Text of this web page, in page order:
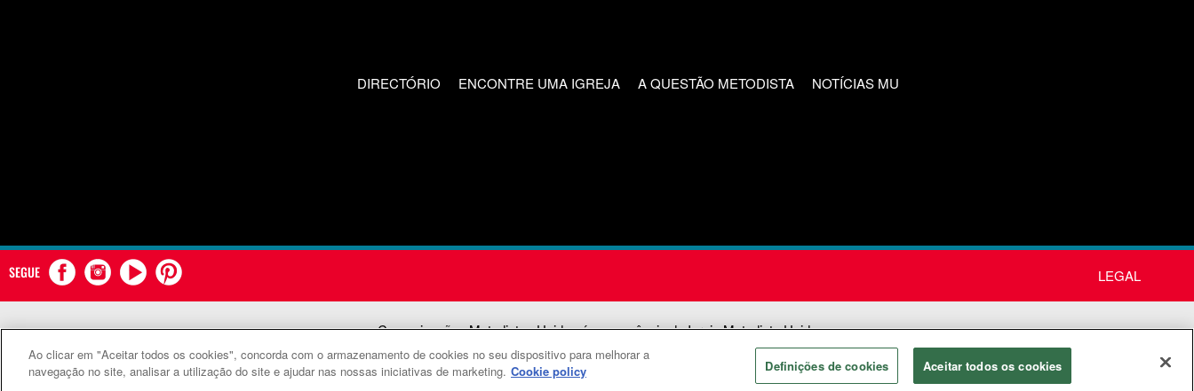
DIRECTÓRIO ENCONTRE UMA IGREJA A QUESTÃO METODISTA NOTÍCIAS MU
SEGUE LEGAL
Comunicações Metodistas Unidas é uma agência da Igreja Metodista Unida
©2026Comunicações Metodistas Unidas. Todos os direitos reservados
Ao clicar em "Aceitar todos os cookies", concorda com o armazenamento de cookies no seu dispositivo para melhorar a
navegação no site, analisar a utilização do site e ajudar nas nossas iniciativas de marketing. Cookie policy Definições de cookies Aceitar todos os cookies